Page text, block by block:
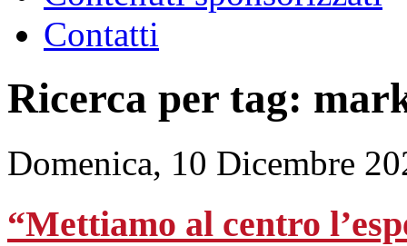
Contatti
Ricerca per tag:
Domenica, 10 Dicembre
“Mettiamo al centro